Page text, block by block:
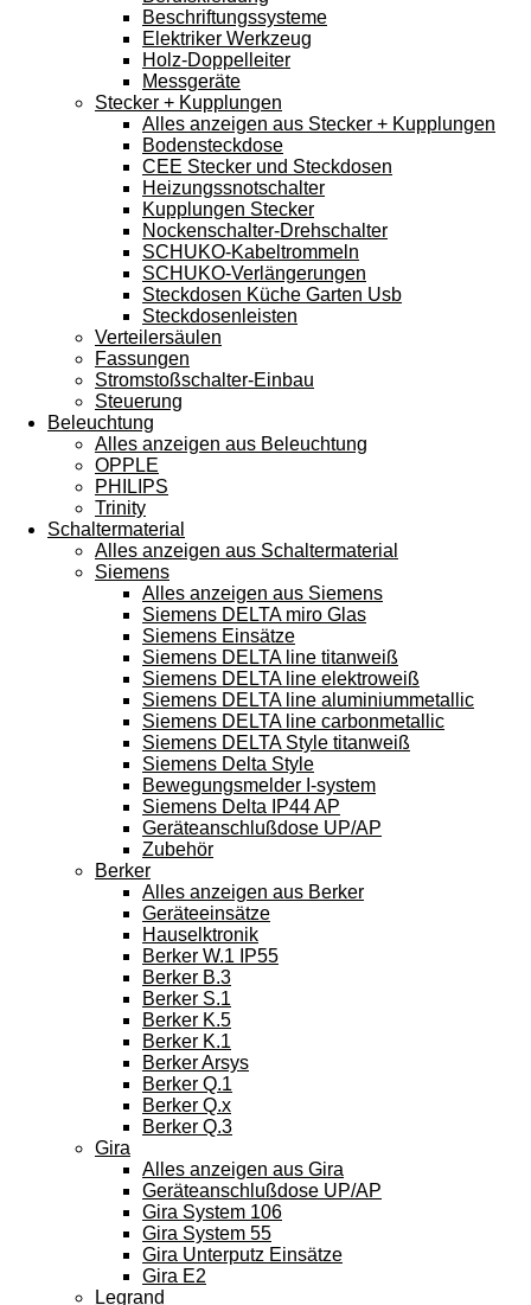
Beschriftungssysteme
Elektriker Werkzeug
Holz-Doppelleiter
Messgeräte
Stecker + Kupplungen
Alles anzeigen aus Stecker + Kupplungen
Bodensteckdose
CEE Stecker und Steckdosen
Heizungssnotschalter
Kupplungen Stecker
Nockenschalter-Drehschalter
SCHUKO-Kabeltrommeln
SCHUKO-Verlängerungen
Steckdosen Küche Garten Usb
Steckdosenleisten
Verteilersäulen
Fassungen
Stromstoßschalter-Einbau
Steuerung
Beleuchtung
Alles anzeigen aus Beleuchtung
OPPLE
PHILIPS
Trinity
Schaltermaterial
Alles anzeigen aus Schaltermaterial
Siemens
Alles anzeigen aus Siemens
Siemens DELTA miro Glas
Siemens Einsätze
Siemens DELTA line titanweiß
Siemens DELTA line elektroweiß
Siemens DELTA line aluminiummetallic
Siemens DELTA line carbonmetallic
Siemens DELTA Style titanweiß
Siemens Delta Style
Bewegungsmelder I-system
Siemens Delta IP44 AP
Geräteanschlußdose UP/AP
Zubehör
Berker
Alles anzeigen aus Berker
Geräteeinsätze
Hauselktronik
Berker W.1 IP55
Berker B.3
Berker S.1
Berker K.5
Berker K.1
Berker Arsys
Berker Q.1
Berker Q.x
Berker Q.3
Gira
Alles anzeigen aus Gira
Geräteanschlußdose UP/AP
Gira System 106
Gira System 55
Gira Unterputz Einsätze
Gira E2
Legrand